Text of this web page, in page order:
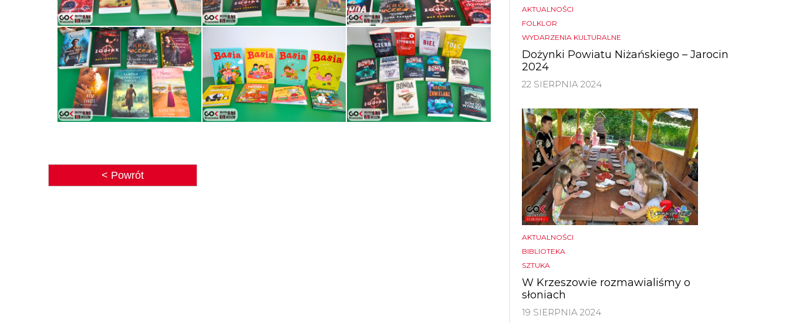
< Powrót
AKTUALNOŚCI
FOLKLOR
WYDARZENIA KULTURALNE
Dożynki Powiatu Niżańskiego – Jarocin
2024
22 SIERPNIA 2024
AKTUALNOŚCI
BIBLIOTEKA
SZTUKA
W Krzeszowie rozmawialiśmy o
słoniach
19 SIERPNIA 2024